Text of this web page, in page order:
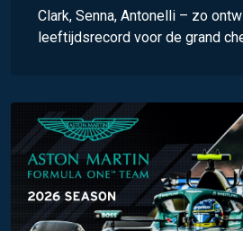
Clark, Senna, Antonelli – zo
leeftijdsrecord voor de grand